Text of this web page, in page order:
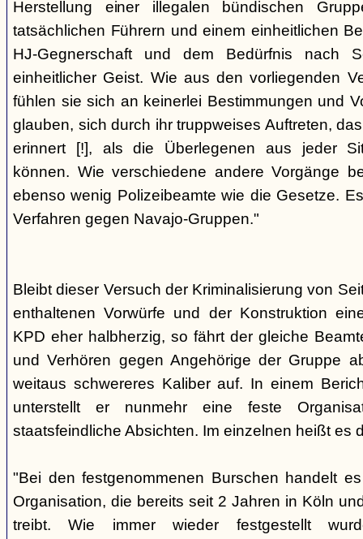
Herstellung einer illegalen bündischen
tatsächlichen Führern und einem einheitlichen
HJ-Gegnerschaft und dem Bedürfnis nach
einheitlicher Geist. Wie aus den vorliegenden
fühlen sie sich an keinerlei Bestimmungen und
glauben, sich durch ihr truppweises Auftreten,
erinnert [!], als die Überlegenen aus jeder
können. Wie verschiedene andere Vorgänge
ebenso wenig Polizeibeamte wie die Gesetze.
Verfahren gegen Navajo-Gruppen."
Bleibt dieser Versuch der Kriminalisierung von
enthaltenen Vorwürfe und der Konstruktion
KPD eher halbherzig, so fährt der gleiche
und Verhören gegen Angehörige der Gruppe
weitaus schwereres Kaliber auf. In einem
unterstellt er nunmehr eine feste
staatsfeindliche Absichten. Im einzelnen heißt es
"Bei den festgenommenen Burschen handelt
Organisation, die bereits seit 2 Jahren in Köln
treibt. Wie immer wieder festgestellt